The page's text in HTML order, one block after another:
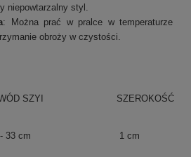
niepowtarzalny styl.
: Można prać w pralce w temperaturze
obroży w czystości.
SZYI SZEROKOŚĆ
33 cm 1 cm